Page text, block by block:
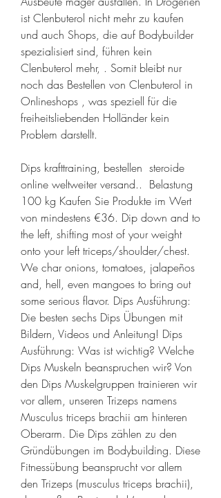
ist Clenbuterol nicht mehr zu kaufen
und auch Shops, die auf Bodybuilder
spezialisiert sind, führen kein
Clenbuterol mehr, . Somit bleibt nur
noch das Bestellen von Clenbuterol in
Onlineshops , was speziell für die
freiheitsliebenden Holländer kein
Problem darstellt.
Dips krafttraining, bestellen  steroide
online weltweiter versand..  Belastung
100 kg Kaufen Sie Produkte im Wert
von mindestens €36. Dip down and to
the left, shifting most of your weight
onto your left triceps/shoulder/chest.
We char onions, tomatoes, jalapeños
and, hell, even mangoes to bring out
some serious flavor. Dips Ausführung:
Die besten sechs Dips Übungen mit
Bildern, Videos und Anleitung! Dips
Ausführung: Was ist wichtig? Welche
Dips Muskeln beanspruchen wir? Von
den Dips Muskelgruppen trainieren wir
vor allem, unseren Trizeps namens
Musculus triceps brachii am hinteren
Oberarm. Die Dips zählen zu den
Gründübungen im Bodybuilding. Diese
Fitnessübung beansprucht vor allem
den Trizeps (musculus triceps brachii),